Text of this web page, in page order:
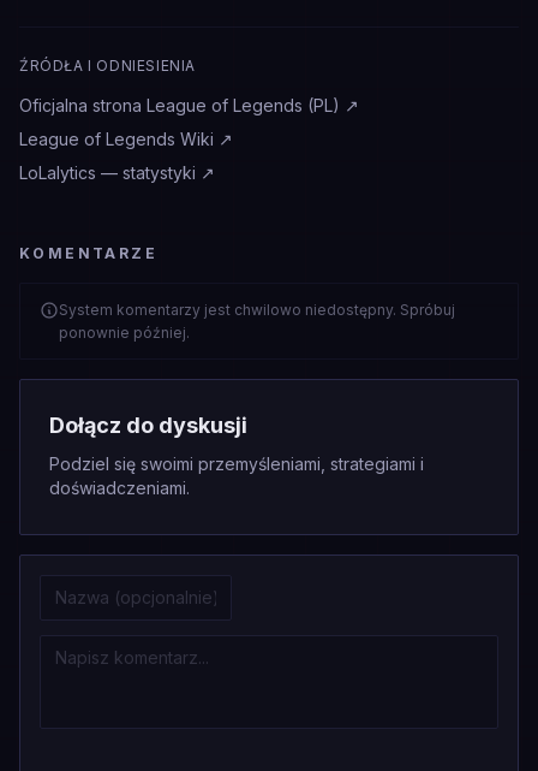
ŹRÓDŁA I ODNIESIENIA
Oficjalna strona League of Legends (PL) ↗
League of Legends Wiki ↗
LoLalytics — statystyki ↗
KOMENTARZE
System komentarzy jest chwilowo niedostępny. Spróbuj
ponownie później.
Dołącz do dyskusji
Podziel się swoimi przemyśleniami, strategiami i
doświadczeniami.